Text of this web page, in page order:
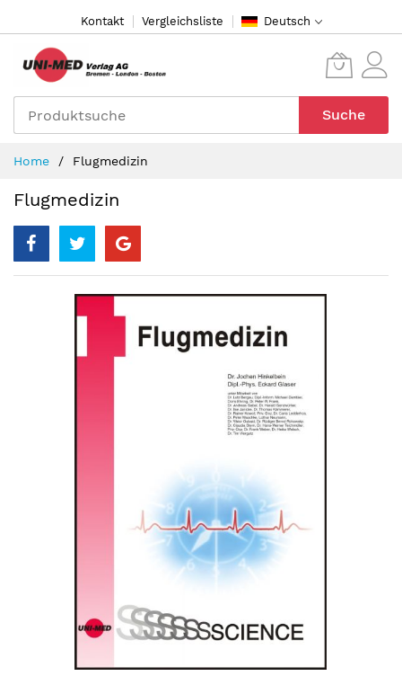
Inhalt
Kontakt Vergleichsliste Deutsch
Suche
Home Flugmedizin
Flugmedizin
Bildergalerie